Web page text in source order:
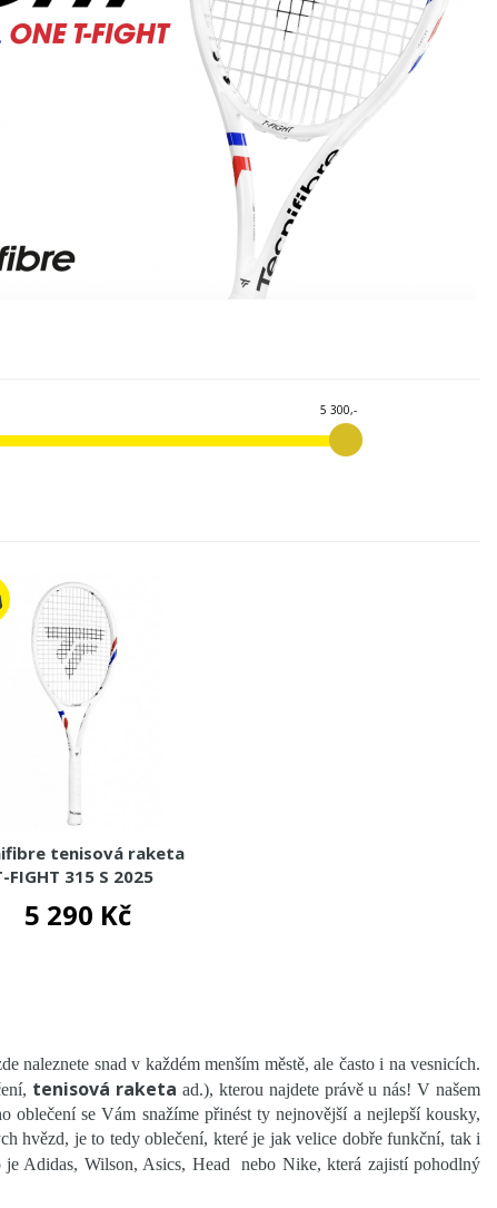
5 300,-
tenisová raketa
FIGHT 315 S 2025
5 290 Kč
naleznete snad v každém menším městě, ale často i na vesnicích.
tenisová raketa ad.), kterou najdete právě u nás! V našem
se Vám snažíme přinést ty nejnovější a nejlepší kousky,
hvězd, je to tedy oblečení, které je jak velice dobře funkční, tak i
Adidas, Wilson, Asics, Head nebo Nike, která zajistí pohodlný